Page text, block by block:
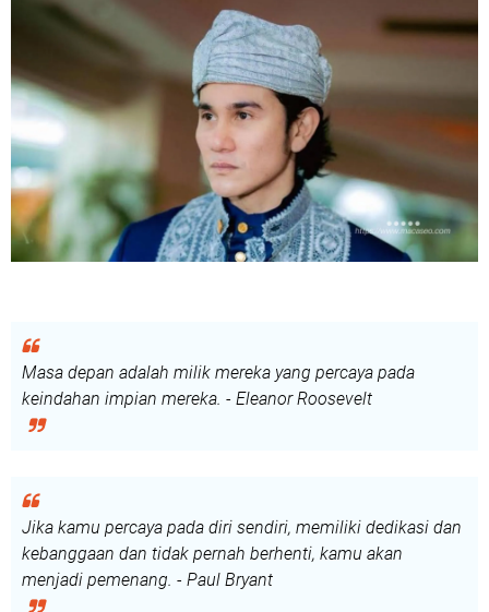
Masa depan adalah milik mereka yang percaya pada
keindahan impian mereka. - Eleanor Roosevelt
Jika kamu percaya pada diri sendiri, memiliki dedikasi dan
kebanggaan dan tidak pernah berhenti, kamu akan
menjadi pemenang. - Paul Bryant